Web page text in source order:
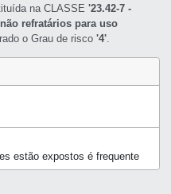
na CLASSE'23.42-7 -
refratários para uso
o Grau de risco'4'
estão expostos é frequente